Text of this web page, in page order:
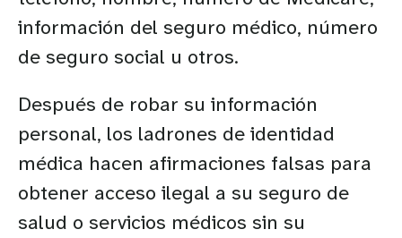
información del seguro médico, número
de seguro social u otros.
Después de robar su información
personal, los ladrones de identidad
médica hacen afirmaciones falsas para
obtener acceso ilegal a su seguro de
salud o servicios médicos sin su